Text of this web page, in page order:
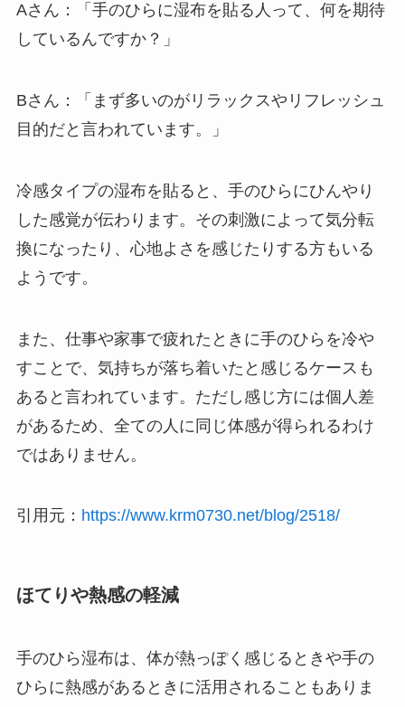
Aさん：「手のひらに湿布を貼る人って、何を期待
しているんですか？」
Bさん：「まず多いのがリラックスやリフレッシュ
目的だと言われています。」
冷感タイプの湿布を貼ると、手のひらにひんやり
した感覚が伝わります。その刺激によって気分転
換になったり、心地よさを感じたりする方もいる
ようです。
また、仕事や家事で疲れたときに手のひらを冷や
すことで、気持ちが落ち着いたと感じるケースも
あると言われています。ただし感じ方には個人差
があるため、全ての人に同じ体感が得られるわけ
ではありません。
引用元： https://www.krm0730.net/blog/2518/
ほてりや熱感の軽減
手のひら湿布は、体が熱っぽく感じるときや手の
ひらに熱感があるときに活用されることもありま